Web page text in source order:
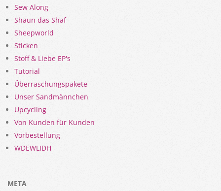
Sew Along
Shaun das Shaf
Sheepworld
Sticken
Stoff & Liebe EP's
Tutorial
Überraschungspakete
Unser Sandmännchen
Upcycling
Von Kunden für Kunden
Vorbestellung
WDEWLIDH
META